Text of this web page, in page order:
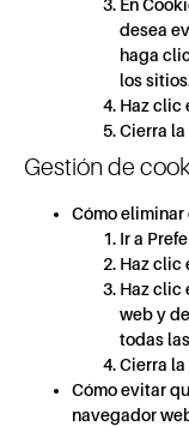
En
desea
haga
los
Haz clic
Cierra
Gestión de
Cómo eliminar
Ir a
Haz clic
Haz clic
web y
todas
Cierra
Cómo evitar
navegador